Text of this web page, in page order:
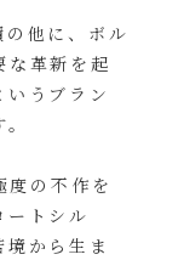
他に、ボル
な革新を起
うブラン
度の不作を
トシル
から生ま